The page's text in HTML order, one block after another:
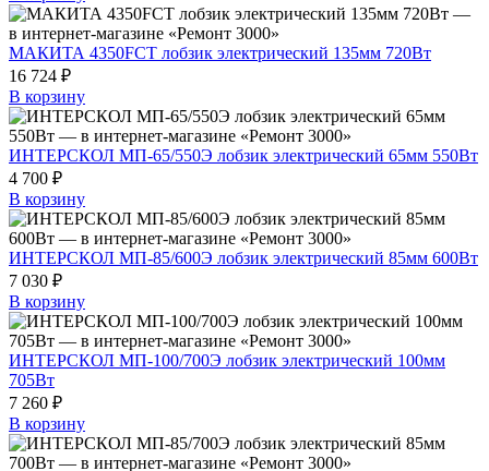
МАКИТА 4350FCT лобзик электрический 135мм 720Вт
16 724 ₽
В корзину
ИНТЕРСКОЛ МП-65/550Э лобзик электрический 65мм 550Вт
4 700 ₽
В корзину
ИНТЕРСКОЛ МП-85/600Э лобзик электрический 85мм 600Вт
7 030 ₽
В корзину
ИНТЕРСКОЛ МП-100/700Э лобзик электрический 100мм
705Вт
7 260 ₽
В корзину